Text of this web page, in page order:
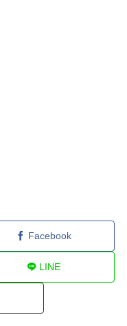
Facebook
LINE